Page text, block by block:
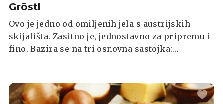
Gröstl
Ovo je jedno od omiljenih jela s austrijskih
skijališta. Zasitno je, jednostavno za pripremu i
fino. Bazira se na tri osnovna sastojka:
Za najbolju teksturu preporučamo koristiti
voštani krumpir.